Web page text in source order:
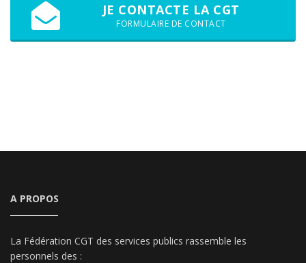
JE CONTACTE LA CGT
FORMULAIRE DE CONTACT
A PROPOS
La Fédération CGT des services publics rassemble les
personnels des :